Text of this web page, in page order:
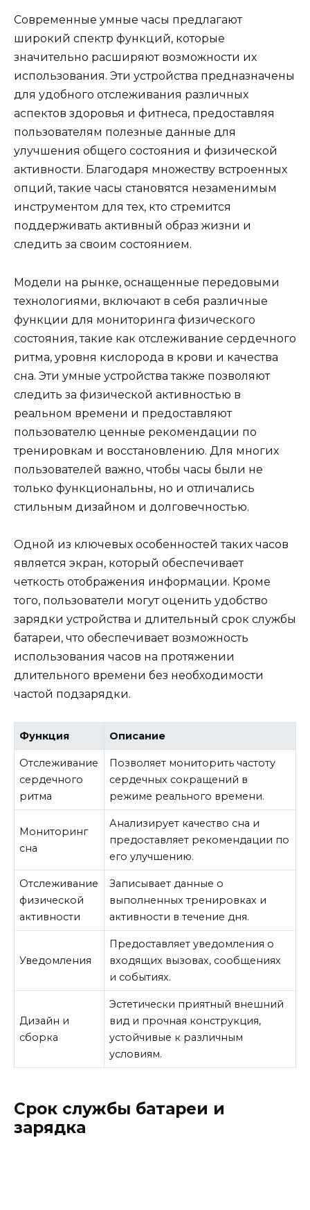
Современные умные часы предлагают
широкий спектр функций, которые
значительно расширяют возможности их
использования. Эти устройства предназначены
для удобного отслеживания различных
аспектов здоровья и фитнеса, предоставляя
пользователям полезные данные для
улучшения общего состояния и физической
активности. Благодаря множеству встроенных
опций, такие часы становятся незаменимым
инструментом для тех, кто стремится
поддерживать активный образ жизни и
следить за своим состоянием.
Модели на рынке, оснащенные передовыми
технологиями, включают в себя различные
функции для мониторинга физического
состояния, такие как отслеживание сердечного
ритма, уровня кислорода в крови и качества
сна. Эти умные устройства также позволяют
следить за физической активностью в
реальном времени и предоставляют
пользователю ценные рекомендации по
тренировкам и восстановлению. Для многих
пользователей важно, чтобы часы были не
только функциональны, но и отличались
стильным дизайном и долговечностью.
Одной из ключевых особенностей таких часов
является экран, который обеспечивает
четкость отображения информации. Кроме
того, пользователи могут оценить удобство
зарядки устройства и длительный срок службы
батареи, что обеспечивает возможность
использования часов на протяжении
длительного времени без необходимости
частой подзарядки.
Функция Описание
Отслеживание
сердечного
ритма
Позволяет мониторить частоту
сердечных сокращений в
режиме реального времени.
Мониторинг
сна
Анализирует качество сна и
предоставляет рекомендации по
его улучшению.
Отслеживание
физической
активности
Записывает данные о
выполненных тренировках и
активности в течение дня.
Уведомления
Предоставляет уведомления о
входящих вызовах, сообщениях
и событиях.
Дизайн и
сборка
Эстетически приятный внешний
вид и прочная конструкция,
устойчивые к различным
условиям.
Срок службы батареи и
зарядка